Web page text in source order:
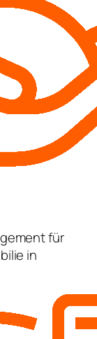
für
in